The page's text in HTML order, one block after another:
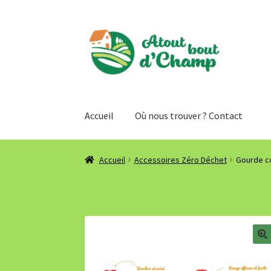
Aller
la
navigation
Aller
au
contenu
Accueil Où nous trouver ? Contact
Accueil Accessoires Zéro Déchet Gourde